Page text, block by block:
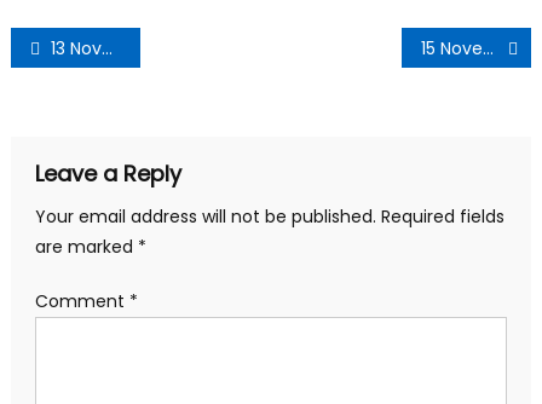
13 November 2022 Daily Current Affairs in Hindi PDF 15 November 2022 Daily Current Affairs in Hindi PDF
Leave a Reply
Your email address will not be published. Required fields
are marked *
Comment *